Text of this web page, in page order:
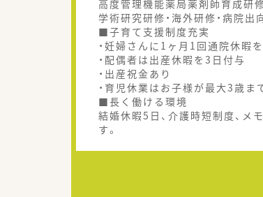
高度管理機能薬局薬剤師育成研
学術研究研修・海外研修・病院出
■子育て支援制度充実
・妊婦さんに1ヶ月1回通院休暇
・配偶者は出産休暇を3日付与
・出産祝金あり
・育児休業はお子様が最大3歳ま
■長く働ける環境
結婚休暇5日、介護時短制度、メ
す。